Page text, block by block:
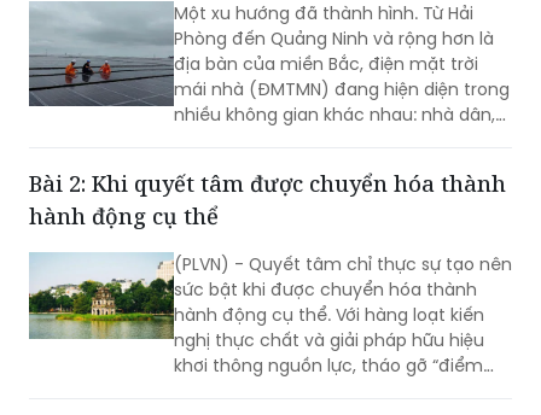
dụng năng lượng hiệu quả - Bài 1: Điện mặt
trời mái nhà tăng tốc ở miền Bắc
Một xu hướng đã thành hình. Từ Hải
Phòng đến Quảng Ninh và rộng hơn là
mái nhà (ĐMTMN) đang hiện diện trong
nhiều không gian khác nhau: nhà dân,
cơ sở sản xuất, nhà máy, khu công
nghiệp và quan trọng hơn, các hệ
thống đã vận hành đang chứng minh
được giá trị thực tế…
Bài 2: Khi quyết tâm được chuyển hóa thành
hành động cụ thể
(PLVN) - Quyết tâm chỉ thực sự tạo nên
sức bật khi được chuyển hóa thành